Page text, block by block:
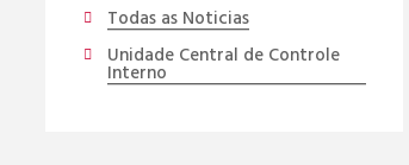
Todas as Noticias
Unidade Central de Controle
Interno